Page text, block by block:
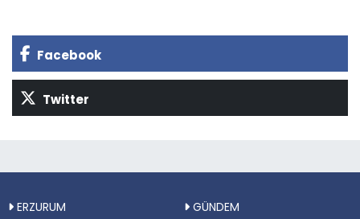
Facebook
Twitter
ERZURUM GÜNDEM